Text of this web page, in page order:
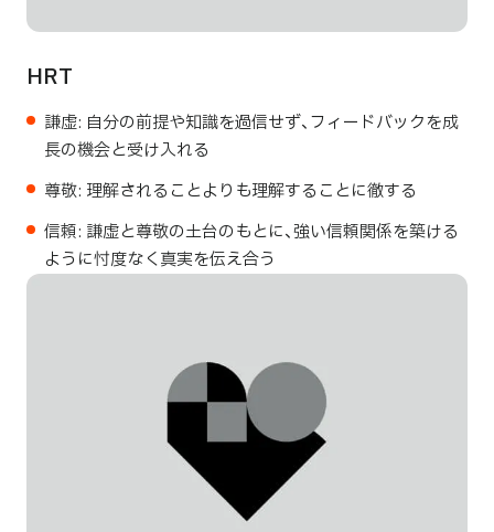
HRT
謙虚: 自分の前提や知識を過信せず、フィードバックを成
長の機会と受け入れる
尊敬: 理解されることよりも理解することに徹する
信頼: 謙虚と尊敬の土台のもとに、強い信頼関係を築ける
ように忖度なく真実を伝え合う